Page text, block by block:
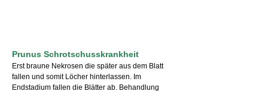
Prunus Schrotschusskrankheit
Erst braune Nekrosen die später aus dem Blatt
fallen und somit Löcher hinterlassen. Im
Endstadium fallen die Blätter ab. Behandlung